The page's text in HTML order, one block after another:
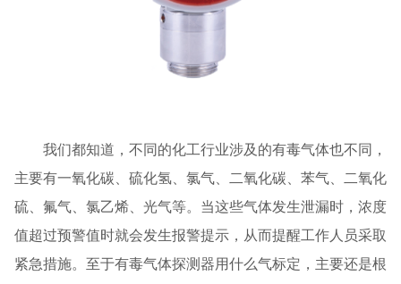
我们都知道，不同的化工行业涉及的有毒气体也不同，
主要有一氧化碳、硫化氢、氯气、二氧化碳、苯气、二氧化
硫、氟气、氯乙烯、光气等。当这些气体发生泄漏时，浓度
值超过预警值时就会发生报警提示，从而提醒工作人员采取
紧急措施。至于有毒气体探测器用什么气标定，主要还是根